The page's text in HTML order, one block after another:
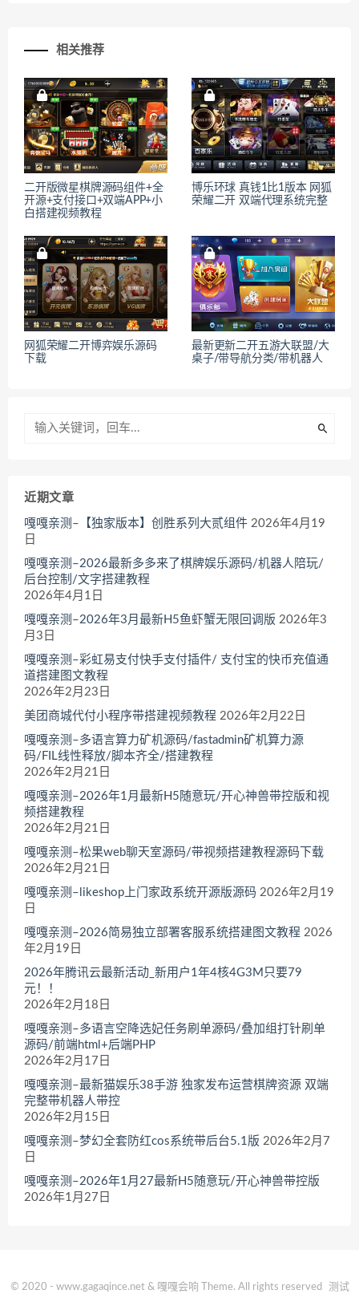
相关推荐
二开版微星棋牌源码组件+全
开源+支付接口+双端APP+小
白搭建视频教程
博乐环球 真钱1比1版本 网狐
荣耀二开 双端代理系统完整
网狐荣耀二开博弈娱乐源码
下载
最新更新二开五游大联盟/大
桌子/带导航分类/带机器人
近期文章
嘎嘎亲测–【独家版本】创胜系列大贰组件 2026年4月19
日
嘎嘎亲测–2026最新多多来了棋牌娱乐源码/机器人陪玩/
后台控制/文字搭建教程
2026年4月1日
嘎嘎亲测–2026年3月最新H5鱼虾蟹无限回调版 2026年3
月3日
嘎嘎亲测–彩虹易支付快手支付插件/ 支付宝的快币充值通
道搭建图文教程
2026年2月23日
美团商城代付小程序带搭建视频教程 2026年2月22日
嘎嘎亲测–多语言算力矿机源码/fastadmin矿机算力源
码/FIL线性释放/脚本齐全/搭建教程
2026年2月21日
嘎嘎亲测–2026年1月最新H5随意玩/开心神兽带控版和视
频搭建教程
2026年2月21日
嘎嘎亲测–松果web聊天室源码/带视频搭建教程源码下载
2026年2月21日
嘎嘎亲测–likeshop上门家政系统开源版源码 2026年2月19
日
嘎嘎亲测–2026简易独立部署客服系统搭建图文教程 2026
年2月19日
2026年腾讯云最新活动_新用户1年4核4G3M只要79
元！！
2026年2月18日
嘎嘎亲测–多语言空降选妃任务刷单源码/叠加组打针刷单
源码/前端html+后端PHP
2026年2月17日
嘎嘎亲测–最新猫娱乐38手游 独家发布运营棋牌资源 双端
完整带机器人带控
2026年2月15日
嘎嘎亲测–梦幻全套防红cos系统带后台5.1版 2026年2月7
日
嘎嘎亲测–2026年1月27最新H5随意玩/开心神兽带控版
2026年1月27日
© 2020 - www.gagaqince.net & 嘎嘎会响 Theme. All rights reserved 测试